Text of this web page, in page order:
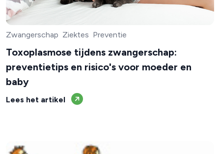
Zwangerschap Ziektes Preventie
Toxoplasmose tijdens zwangerschap:
preventietips en risico's voor moeder en
baby
Lees het artikel